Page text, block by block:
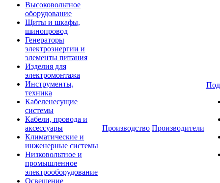
Высоковольтное
оборудование
Щиты и шкафы,
шинопровод
Генераторы
электроэнергии и
элементы питания
Изделия для
электромонтажа
Инструменты,
техника
Кабеленесущие
системы
Кабели, провода и
аксессуары
Климатические и
инженерные системы
Низковольтное и
промышленное
электрооборудование
Освещение
Производство Производители